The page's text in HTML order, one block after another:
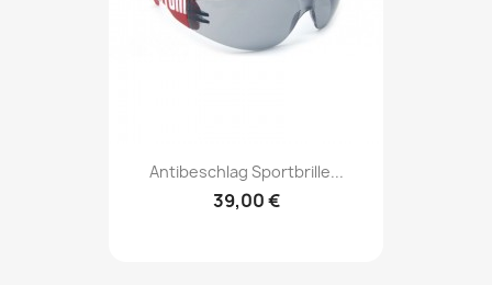
Antibeschlag Sportbrille...
39,00 €